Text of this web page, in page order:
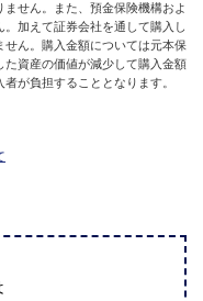
せん。また、預金保険機構およ
加えて証券会社を通して購入し
ん。購入金額については元本保
資産の価値が減少して購入金額
が負担することとなります。